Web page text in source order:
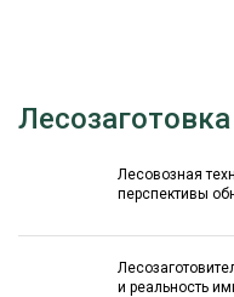
Лесозаготовка
Лесовозная
перспективы
и реальность